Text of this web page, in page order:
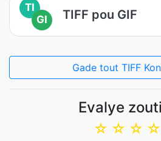
TI
GI
TIFF pou GIF
Gade tout TIFF
Evalye
☆
☆
☆
☆